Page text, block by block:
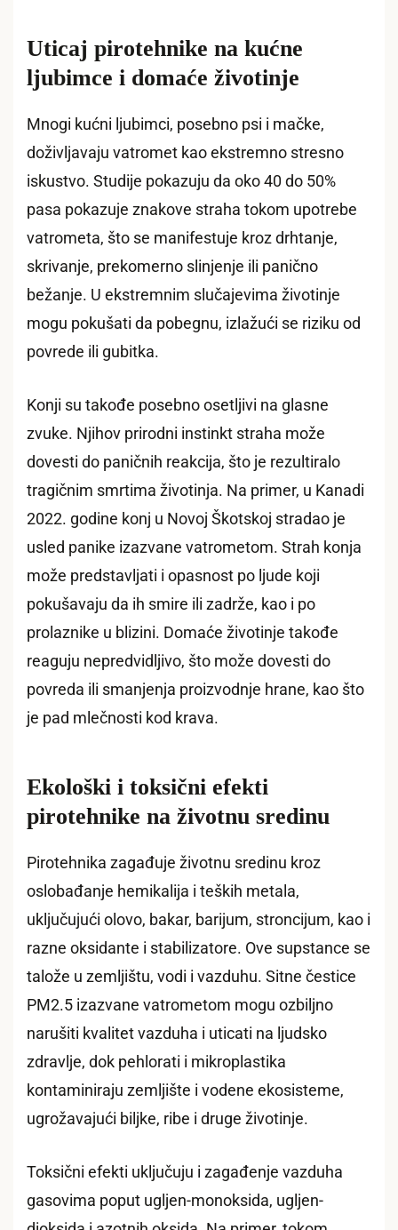
Uticaj pirotehnike na kućne
ljubimce i domaće životinje
Mnogi kućni ljubimci, posebno psi i mačke,
doživljavaju vatromet kao ekstremno stresno
iskustvo. Studije pokazuju da oko 40 do 50%
pasa pokazuje znakove straha tokom upotrebe
vatrometa, što se manifestuje kroz drhtanje,
skrivanje, prekomerno slinjenje ili panično
bežanje. U ekstremnim slučajevima životinje
mogu pokušati da pobegnu, izlažući se riziku od
povrede ili gubitka.
Konji su takođe posebno osetljivi na glasne
zvuke. Njihov prirodni instinkt straha može
dovesti do paničnih reakcija, što je rezultiralo
tragičnim smrtima životinja. Na primer, u Kanadi
2022. godine konj u Novoj Škotskoj stradao je
usled panike izazvane vatrometom. Strah konja
može predstavljati i opasnost po ljude koji
pokušavaju da ih smire ili zadrže, kao i po
prolaznike u blizini. Domaće životinje takođe
reaguju nepredvidljivo, što može dovesti do
povreda ili smanjenja proizvodnje hrane, kao što
je pad mlečnosti kod krava.
Ekološki i toksični efekti
pirotehnike na životnu sredinu
Pirotehnika zagađuje životnu sredinu kroz
oslobađanje hemikalija i teških metala,
uključujući olovo, bakar, barijum, stroncijum, kao i
razne oksidante i stabilizatore. Ove supstance se
talože u zemljištu, vodi i vazduhu. Sitne čestice
PM2.5 izazvane vatrometom mogu ozbiljno
narušiti kvalitet vazduha i uticati na ljudsko
zdravlje, dok pehlorati i mikroplastika
kontaminiraju zemljište i vodene ekosisteme,
ugrožavajući biljke, ribe i druge životinje.
Toksični efekti uključuju i zagađenje vazduha
gasovima poput ugljen-monoksida, ugljen-